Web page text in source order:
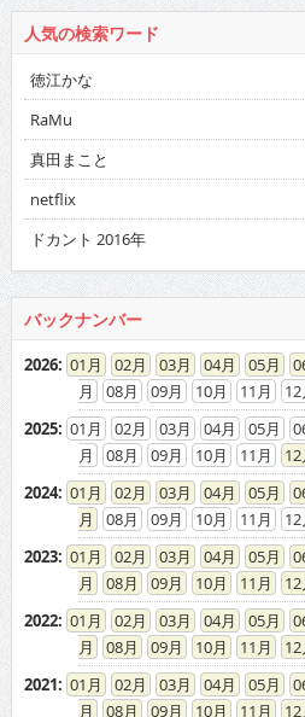
人気の検索ワード
徳江かな
RaMu
真田まこと
netflix
ドカント 2016年
バックナンバー
2026: 01 02 03 04 05
08
09 10 11
12
2025: 01 02 03 04 05
08
09 10 11
12
2024: 01 02 03 04 05
08
09 10 11
12
2023: 01 02 03 04 05
08
09 10 11
12
2022: 01 02 03 04 05
08
09 10 11
12
2021: 01 02 03 04 05
08
09 10 11
12